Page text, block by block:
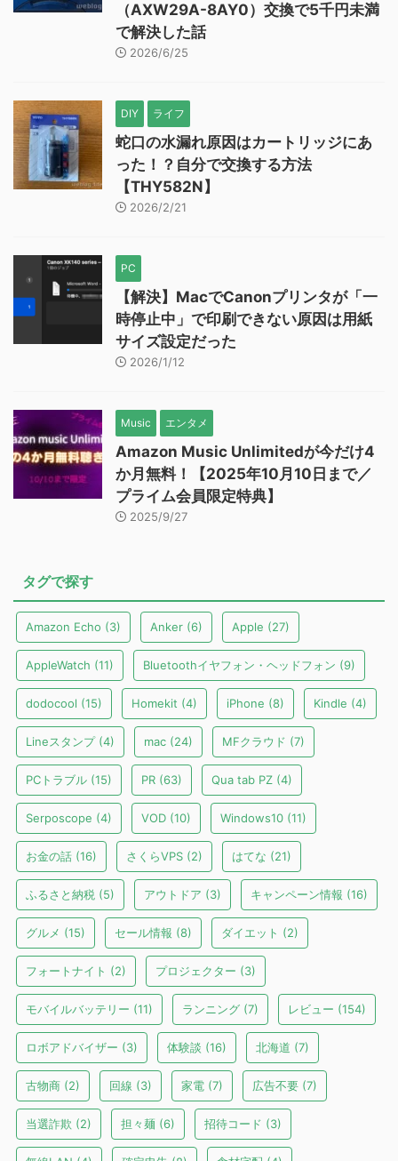
（AXW29A-8AY0）交換で5千円未満
で解決した話
2026/6/25
DIY ライフ
蛇口の水漏れ原因はカートリッジにあ
った！？自分で交換する方法
【THY582N】
2026/2/21
PC
【解決】MacでCanonプリンタが「一
時停止中」で印刷できない原因は用紙
サイズ設定だった
2026/1/12
Music エンタメ
Amazon Music Unlimitedが今だけ4
か月無料！【2025年10月10日まで／
プライム会員限定特典】
2025/9/27
タグで探す
Amazon Echo (3) Anker (6) Apple (27)
AppleWatch (11) Bluetoothイヤフォン・ヘッドフォン (9)
dodocool (15) Homekit (4) iPhone (8) Kindle (4)
Lineスタンプ(4) mac (24) MFクラウド (7)
PCトラブル (15) PR (63) Qua tab PZ (4)
Serposcope (4) VOD (10) Windows10 (11)
お金の話 (16) さくらVPS (2) はてな (21)
ふるさと納税 (5) アウトドア (3) キャンペーン情報 (16)
グルメ (15) セール情報 (8) ダイエット (2)
フォートナイト (2) プロジェクター (3)
モバイルバッテリー (11) ランニング (7) レビュー (154)
ロボアドバイザー (3) 体験談 (16) 北海道 (7)
古物商 (2) 回線 (3) 家電 (7) 広告不要 (7)
当選詐欺 (2) 担々麺 (6) 招待コード (3)